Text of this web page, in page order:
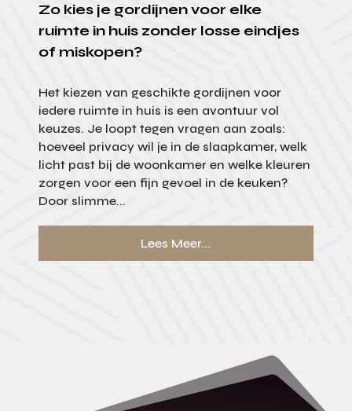
Zo kies je gordijnen voor elke
ruimte in huis zonder losse eindjes
of miskopen?
Het kiezen van geschikte gordijnen voor
iedere ruimte in huis is een avontuur vol
keuzes. Je loopt tegen vragen aan zoals:
hoeveel privacy wil je in de slaapkamer, welk
licht past bij de woonkamer en welke kleuren
zorgen voor een fijn gevoel in de keuken?
Door slimme...
Lees Meer...